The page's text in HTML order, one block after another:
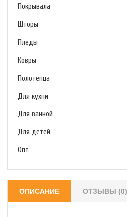
Покрывала
Шторы
Пледы
Ковры
Полотенца
Для кухни
Для ванной
Для детей
Опт
ОПИСАНИЕ ОТЗЫВЫ (0)